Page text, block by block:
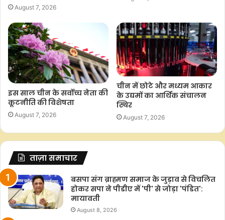
August 7, 2026
इस साल चीन के सर्वोच्च नेता की
कूटनीति की विशेषता
August 7, 2026
चीन में छोटे और मध्यम आकार
के उद्यमों का आर्थिक संचालन
स्थिर
August 7, 2026
ताज़ा समाचार
बसपा संग ब्राह्मण समाज के जुड़ाव से विचलित
होकर सपा ने पीडीए में 'पी' से जोड़ा 'पंडित':
मायावती
August 8, 2026